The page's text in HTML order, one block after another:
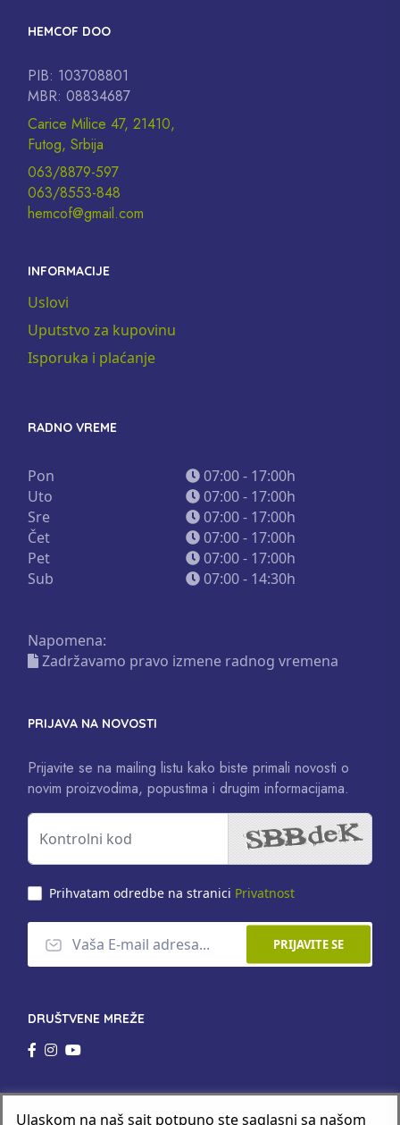
HEMCOF DOO
PIB: 103708801
MBR: 08834687
Carice Milice 47, 21410,
Futog, Srbija
063/8879-597
063/8553-848
hemcof@gmail.com
INFORMACIJE
Uslovi
Uputstvo za kupovinu
Isporuka i plaćanje
RADNO VREME
Pon
07:00 - 17:00h
Uto
07:00 - 17:00h
Sre
07:00 - 17:00h
Čet
07:00 - 17:00h
Pet
07:00 - 17:00h
Sub
07:00 - 14:30h
Napomena:
Zadržavamo pravo izmene radnog vremena
PRIJAVA NA NOVOSTI
Prijavite se na mailing listu kako biste primali novosti o
novim proizvodima, popustima i drugim informacijama.
Prihvatam odredbe na stranici Privatnost
PRIJAVITE SE
DRUŠTVENE MREŽE
Ulaskom na naš sajt potpuno ste saglasni sa našom